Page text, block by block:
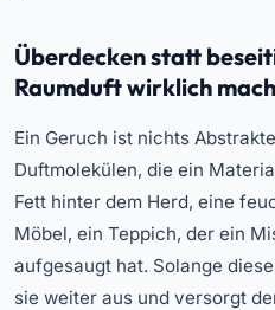
Überdecken statt
Raumduft wirklich
Ein Geruch ist nichts
Duftmolekülen, die ein
Fett hinter dem Herd, eine
Möbel, ein Teppich, der ein
aufgesaugt hat. Solange
sie weiter aus und versorgt